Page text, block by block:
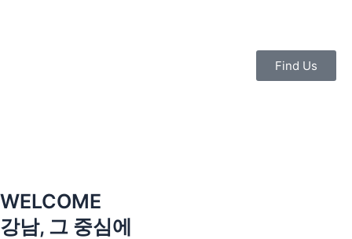
Find Us
WELCOME
강남, 그 중심에